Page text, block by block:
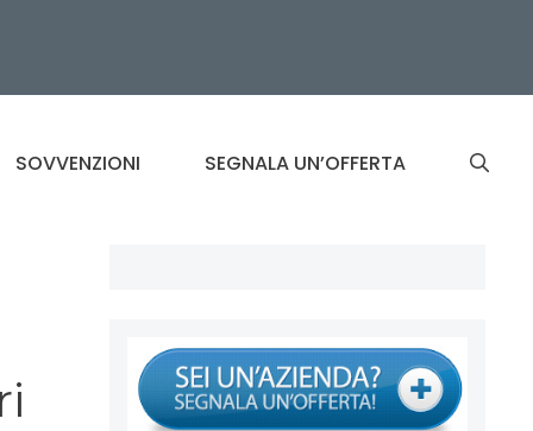
SOVVENZIONI SEGNALA UN’OFFERTA